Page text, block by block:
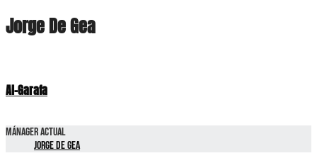
Jorge De Gea
Al-Garafa
Mánager Actual
Jorge De Gea